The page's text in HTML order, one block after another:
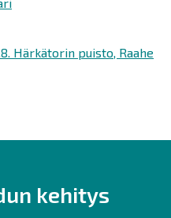
Härkätorin puisto, Raahe
kehitys